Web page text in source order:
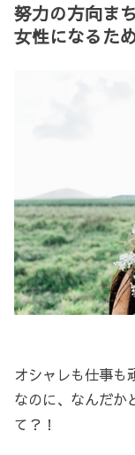
努力の方向ま
女性になるた
オシャレも仕事も
なのに、なんだ
て？！